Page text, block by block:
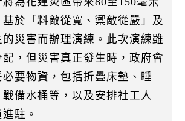
於「料敵從寬、禦敵從嚴」及
災害而辦理演練。此次演練雖
，但災害真正發生時，政府會
要物資，包括折疊床墊、睡
備水桶等，以及安排社工人
駐。